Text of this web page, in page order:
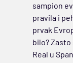
sampion
pravila i
prvak
bilo? Zasto
Real u